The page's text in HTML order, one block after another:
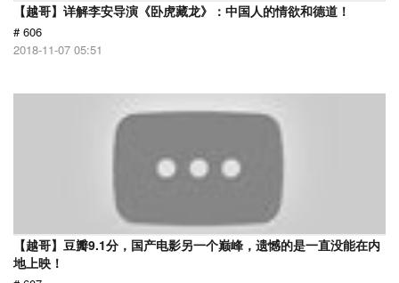
【越哥】详解李安导演《卧虎藏龙》：中国人的情欲和德道！
# 606
2018-11-07 05:51
【越哥】豆瓣9.1分，国产电影另一个巅峰，遗憾的是一直没能在内
地上映！